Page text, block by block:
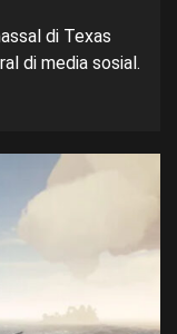
di Texas
di media sosial.